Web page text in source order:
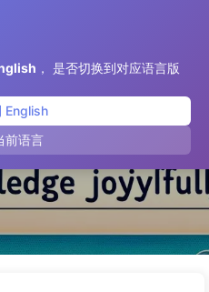
， 是否切换到对应语言版
English
前语言